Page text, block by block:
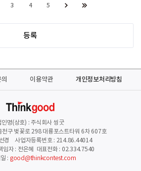
3 4 5
등록
이용약관 개인정보처리방침
인명(상호) : 주식회사 씽굿
천구 벚꽃로 298 대륭포스트타워 6차 607호
경 사업자등록번호 : 214.86.44014
임자 : 전은혜 대표전화 : 02.334.7540
: good@thinkcontest.com